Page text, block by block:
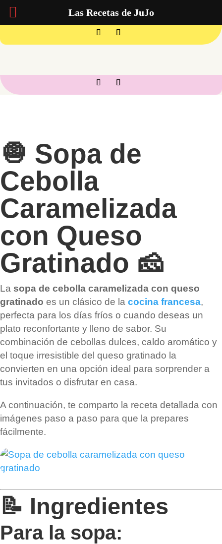
🧅 Sopa de
Cebolla
Caramelizada
con Queso
Gratinado 🧀
La sopa de cebolla caramelizada con queso
gratinado es un clásico de la cocina francesa,
perfecta para los días fríos o cuando deseas un
plato reconfortante y lleno de sabor. Su
combinación de cebollas dulces, caldo aromático y
el toque irresistible del queso gratinado la
convierten en una opción ideal para sorprender a
tus invitados o disfrutar en casa.
A continuación, te comparto la receta detallada con
imágenes paso a paso para que la prepares
fácilmente.
📝 Ingredientes
Para la sopa:
Las Recetas de JuJo